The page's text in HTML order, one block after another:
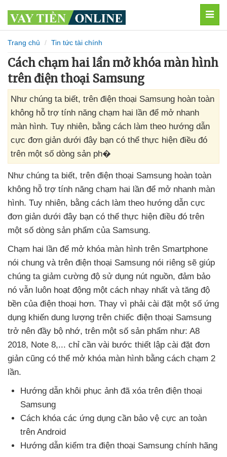
Trang chủ Tin tức tài chính
Cách chạm hai lần mở khóa màn hình
trên điện thoại Samsung
Như chúng ta biết, trên điện thoại Samsung hoàn toàn
không hỗ trợ tính năng chạm hai lần để mở nhanh
màn hình. Tuy nhiên, bằng cách làm theo hướng dẫn
cực đơn giản dưới đây bạn có thể thực hiện điều đó
trên một số dòng sản ph�
Như chúng ta biết, trên điện thoại Samsung hoàn toàn
không hỗ trợ tính năng chạm hai lần để mở nhanh màn
hình. Tuy nhiên, bằng cách làm theo hướng dẫn cực
đơn giản dưới đây bạn có thể thực hiện điều đó trên
một số dòng sản phẩm của Samsung.
Chạm hai lần để mở khóa màn hình trên Smartphone
nói chung và trên điện thoại Samsung nói riêng sẽ giúp
chúng ta giảm cường độ sử dụng nút nguồn, đảm bảo
nó vẫn luôn hoạt động một cách nhạy nhất và tăng độ
bền của điện thoại hơn. Thay vì phải cài đặt một số ứng
dụng khiến dung lượng trên chiếc điện thoại Samsung
trở nên đầy bộ nhớ, trên một số sản phẩm như: A8
2018, Note 8,... chỉ cần vài bước thiết lập cài đặt đơn
giản cũng có thể mở khóa màn hình bằng cách chạm 2
lần.
Hướng dẫn khôi phục ảnh đã xóa trên điện thoại
Samsung
Cách khóa các ứng dụng cần bảo vệ cực an toàn
trên Android
Hướng dẫn kiểm tra điện thoại Samsung chính hãng